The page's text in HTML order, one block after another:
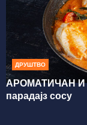
ДРУШТВО
АРОМАТИЧАН И
парадајз сосу